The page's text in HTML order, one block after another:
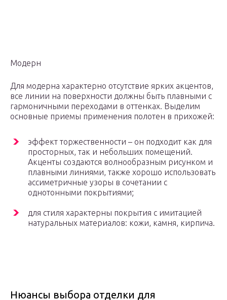
Модерн
Для модерна характерно отсутствие ярких акцентов,
все линии на поверхности должны быть плавными с
гармоничными переходами в оттенках. Выделим
основные приемы применения полотен в прихожей:
эффект торжественности – он подходит как для
просторных, так и небольших помещений.
Акценты создаются волнообразным рисунком и
плавными линиями, также хорошо использовать
ассиметричные узоры в сочетании с
однотонными покрытиями;
для стиля характерны покрытия с имитацией
натуральных материалов: кожи, камня, кирпича.
Нюансы выбора отделки для